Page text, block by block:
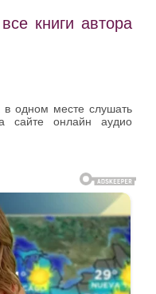
книги автора
в одном месте слушать
сайте онлайн аудио